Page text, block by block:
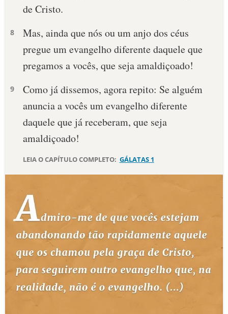
ESTUDOS BÍBLICOS
ESBOÇOS DE PREGAÇÃO
PERGUNTE À BÍBLIA IA
QUEM SOMOS
LOJA BÍBLIAON
de Cristo.
8
Mas, ainda que nós ou um anjo dos céus
pregue um evangelho diferente daquele que
pregamos a vocês, que seja amaldiçoado!
9
Como já dissemos, agora repito: Se alguém
anuncia a vocês um evangelho diferente
daquele que já receberam, que seja
amaldiçoado!
LEIA O CAPÍTULO COMPLETO: GÁLATAS 1